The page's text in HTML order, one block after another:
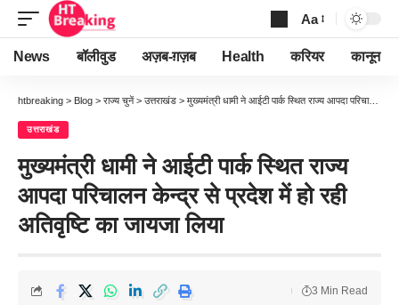
Font
Resizer
Aa
News बॉलीवुड अज़ब-ग़ज़ब Health करियर कानून
htbreaking > Blog > राज्य चुनें > उत्तराखंड > मुख्यमंत्री धामी ने आईटी पार्क स्थित राज्य आपदा परिचालन केन्द्र से प्रदेश में हो रही अतिवृष्टि का जायजा लिया
उत्तराखंड
मुख्यमंत्री धामी ने आईटी पार्क स्थित राज्य
आपदा परिचालन केन्द्र से प्रदेश में हो रही
अतिवृष्टि का जायजा लिया
3 Min Read